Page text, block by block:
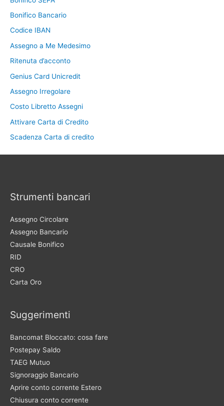
Bonifico Bancario
Codice IBAN
Assegno a Me Medesimo
Ritenuta d’acconto
Genius Card Unicredit
Assegno Irregolare
Costo Libretto Assegni
Attivare Carta di Credito
Scadenza Carta di credito
Strumenti bancari
Assegno Circolare
Assegno Bancario
Causale Bonifico
RID
CRO
Carta Oro
Suggerimenti
Bancomat Bloccato: cosa fare
Postepay Saldo
TAEG Mutuo
Signoraggio Bancario
Aprire conto corrente Estero
Chiusura conto corrente